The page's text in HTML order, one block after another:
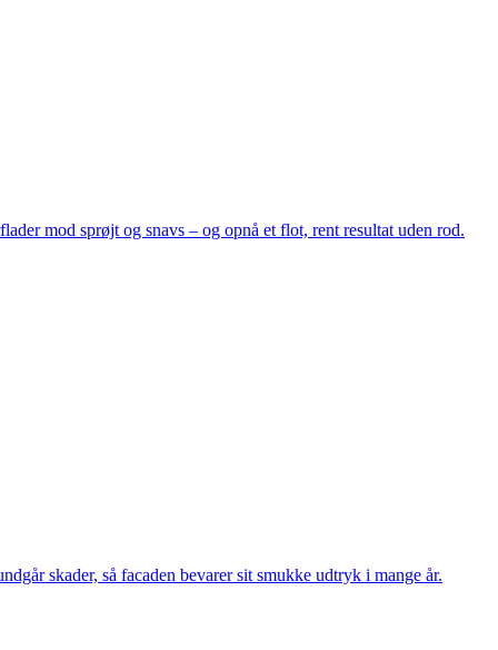
mod sprøjt og snavs – og opnå et flot, rent resultat uden rod.
skader, så facaden bevarer sit smukke udtryk i mange år.